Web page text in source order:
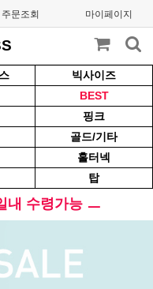
주문조회 마이페이지
빅사이즈
BEST
핑크
골드/기타
홀터넥
탑
내 수령가능 ㅡ